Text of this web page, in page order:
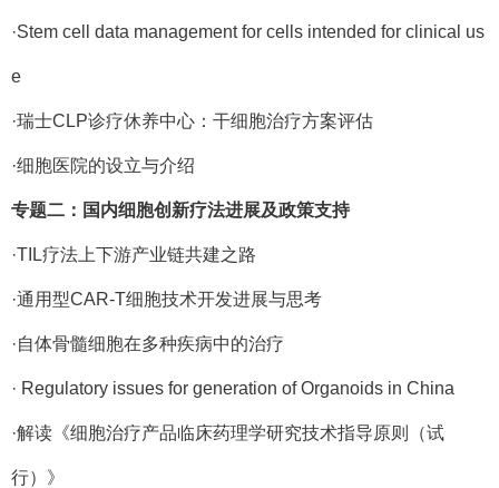
·Stem cell data management for cells intended for clinical us
e
·瑞士CLP诊疗休养中心：干细胞治疗方案评估
·细胞医院的设立与介绍
专题二：国内细胞创新疗法进展及政策支持
·TIL疗法上下游产业链共建之路
·通用型CAR-T细胞技术开发进展与思考
·自体骨髓细胞在多种疾病中的治疗
· Regulatory issues for generation of Organoids in China
·解读《细胞治疗产品临床药理学研究技术指导原则（试
行）》